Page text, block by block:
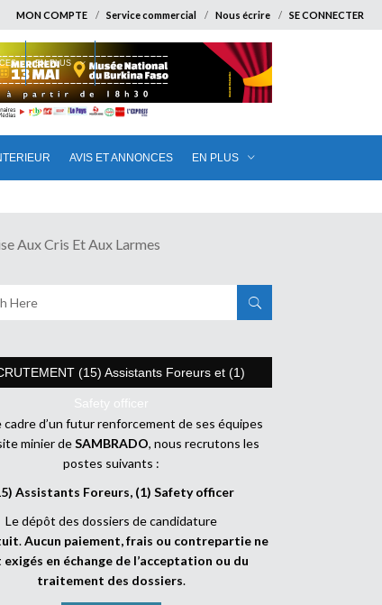
MON COMPTE Service commercial Nous écrire SE CONNECTER
AVIS ET ANNONCES EN PLUS
EN PLUS
Aux Cris Et Aux Larmes
(15) Assistants Foreurs et (1)
Safety officer
cadre d’un futur renforcement de ses équipes
minier deSAMBRADO, nous recrutons les
postes suivants :
Assistants Foreurs, (1) Safety officer
Le dépôt des dossiers de candidature
.Aucun paiement, frais ou contrepartie ne
exigés en échange de l’acceptation ou du
traitement des dossiers.